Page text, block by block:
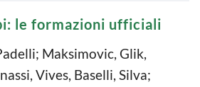
le formazioni ufficiali
Maksimovic, Glik,
Vives, Baselli, Silva;